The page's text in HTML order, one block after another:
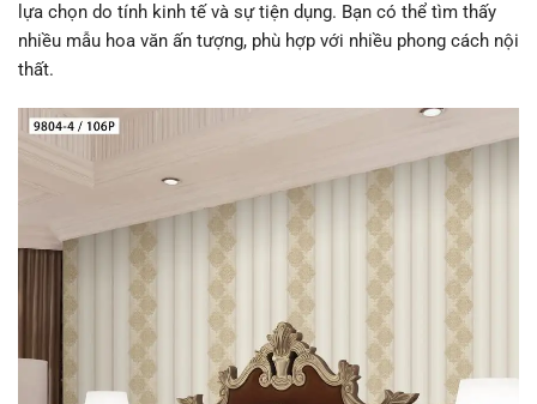
lựa chọn do tính kinh tế và sự tiện dụng. Bạn có thể tìm thấy
nhiều mẫu hoa văn ấn tượng, phù hợp với nhiều phong cách nội
thất.